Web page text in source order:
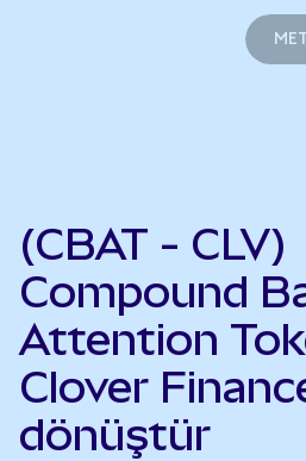
(CBAT - CLV)
Compound
Attention
Clover
dönüştür